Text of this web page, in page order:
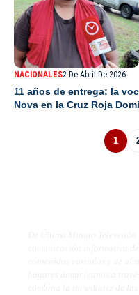
NACIONALES2 De Abril De 2026
11 años de entrega: la
Nova en la Cruz Roja
1